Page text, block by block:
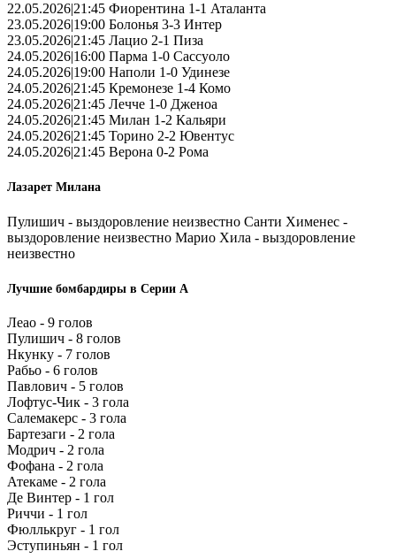
22.05.2026|21:45 Фиорентина 1-1 Аталанта
23.05.2026|19:00 Болонья 3-3 Интер
23.05.2026|21:45 Лацио 2-1 Пиза
24.05.2026|16:00 Парма 1-0 Сассуоло
24.05.2026|19:00 Наполи 1-0 Удинезе
24.05.2026|21:45 Кремонезе 1-4 Комо
24.05.2026|21:45 Лечче 1-0 Дженоа
24.05.2026|21:45 Милан 1-2 Кальяри
24.05.2026|21:45 Торино 2-2 Ювентус
24.05.2026|21:45 Верона 0-2 Рома
Лазарет Милана
Пулишич - выздоровление неизвестно Санти Хименес -
выздоровление неизвестно Марио Хила - выздоровление
неизвестно
Лучшие бомбардиры в Серии А
Леао - 9 голов
Пулишич - 8 голов
Нкунку - 7 голов
Рабьо - 6 голов
Павлович - 5 голов
Лофтус-Чик - 3 гола
Салемакерс - 3 гола
Бартезаги - 2 гола
Модрич - 2 гола
Фофана - 2 гола
Атекаме - 2 гола
Де Винтер - 1 гол
Риччи - 1 гол
Фюллькруг - 1 гол
Эступиньян - 1 гол